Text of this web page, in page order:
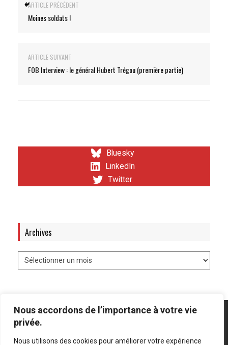
Nous accordons de l’importance à votre vie
privée.
Nous utilisons des cookies pour améliorer votre expérience
ARTICLE PRÉCÉDENT
Moines soldats !
ARTICLE SUIVANT
FOB Interview : le général Hubert Trégou (première partie)
Bluesky
LinkedIn
Twitter
Archives